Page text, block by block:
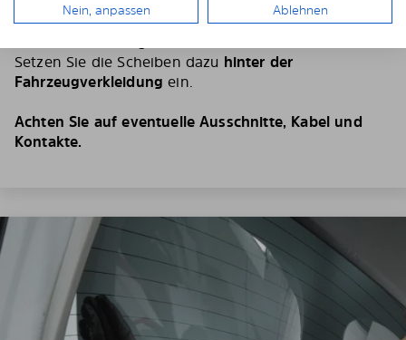
Positionieren Sie die Solarplexiusscheiben von Innen
Setzen Sie die Scheiben dazu hinter der
Fahrzeugverkleidung ein.
Achten Sie auf eventuelle Ausschnitte, Kabel und
Kontakte.
Nein, anpassen Ablehnen